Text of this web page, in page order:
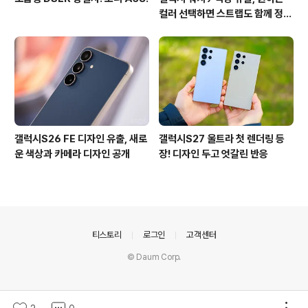
컬러 선택하면 스트랩도 함께 정해
갤럭시S26 FE 디자인 유출, 새로
운 색상과 카메라 디자인 공개
갤럭시S27 울트라 첫 렌더링 등
장! 디자인 두고 엇갈린 반응
티스토리 로그인 고객센터
© Daum Corp.